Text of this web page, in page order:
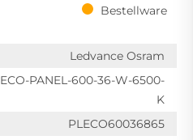
Bestellware
Ledvance Osram
ECO-PANEL-600-36-W-6500-
K
PLECO60036865